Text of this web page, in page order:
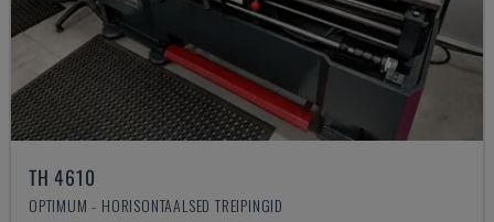
TH 4610
OPTIMUM - HORISONTAALSED TREIPINGID